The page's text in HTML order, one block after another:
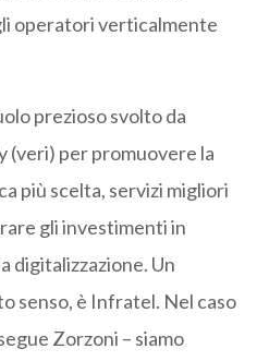
operatori verticalmente
prezioso svolto da
(veri) per promuovere la
più scelta, servizi migliori
gli investimenti in
Un
senso, è Infratel. Nel caso
Zorzoni – siamo